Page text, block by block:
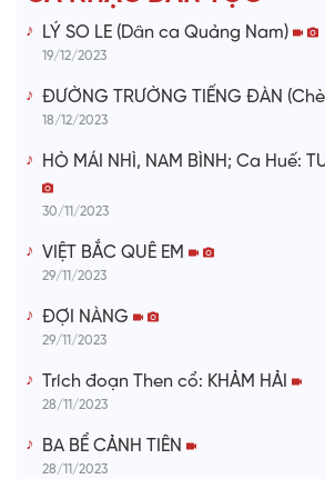
LÝ SO LE (Dân ca Quảng Nam)
19/12/2023
ĐƯỜNG TRƯỜNG TIẾNG ĐÀN
18/12/2023
HÒ MÁI NHÌ, NAM BÌNH; Ca Huế:
30/11/2023
VIỆT BẮC QUÊ EM
29/11/2023
ĐỢI NÀNG
29/11/2023
Trích đoạn Then cổ: KHẢM HẢI
28/11/2023
BA BỂ CẢNH TIÊN
28/11/2023